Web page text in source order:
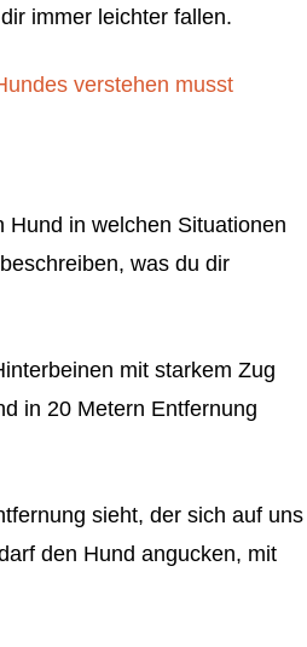
immer leichter fallen.
verstehen musst
Hund in welchen Situationen
was du dir
mit starkem Zug
in 20 Metern Entfernung
sieht, der sich auf uns
den Hund angucken, mit